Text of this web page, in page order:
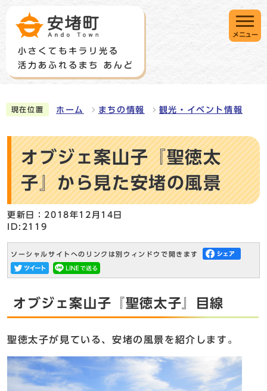
メニュー
現在位置 ホーム まちの情報 観光・イベント情報
オブジェ案山子『聖徳太
子』から見た安堵の風景
更新日：2018年12月14日
ID:2119
ソーシャルサイトへのリンクは別ウィンドウで開きます
オブジェ案山子『聖徳太子』目線
聖徳太子が見ている、安堵の風景を紹介します。